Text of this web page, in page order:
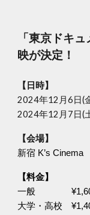
「東京ドキ
映が決定！
【日時】
2024年12月6日(
2024年12月7日(
【会場】
新宿 K’s Cinema
【料金】
一般
大学・高校